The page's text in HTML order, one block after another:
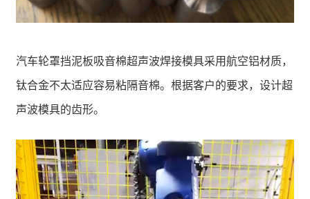
汽车轮罩挡泥板吸音棉超声波焊接模具采用航空铝材质，
钛合金不太适应容易粘隔音棉。根据客户的要求，设计超
声波模具的齿形。